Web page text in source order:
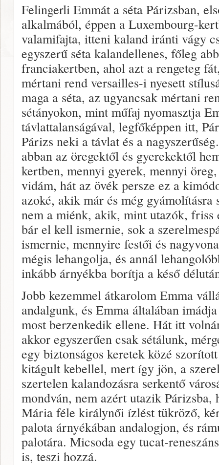
Felingerli Emmát a séta Párizsban,
alkalmából, éppen a Luxembourg-
valamifajta, itteni kaland iránti vágy
egyszerű séta kalandellenes, főleg
franciakertben, ahol azt a rengeteg
mértani rend versailles-i nyesett
maga a séta, az ugyancsak mértani
sétányokon, mint műfaj nyomasztja
távlattalanságával, legfőképpen itt,
Párizs neki a távlat és a
abban az öregektől és gyerekektől
kertben, mennyi gyerek, mennyi
vidám, hát az övék persze ez a
azoké, akik már és még gyámolításra
nem a miénk, akik, mint utazók,
bár el kell ismernie, sok a
ismernie, mennyire festői és
mégis lehangolja, és annál
inkább árnyékba borítja a késő
Jobb kezemmel átkarolom Emma
andalgunk, és Emma általában
most berzenkedik ellene. Hát itt
akkor egyszerűen csak sétálunk,
egy biztonságos keretek közé
kitágult kebellel, mert így jön, a
szertelen kalandozásra serkentő
mondván, nem azért utazik
Mária féle királynői ízlést tükröző,
palota árnyékában andalogjon, és
palotára. Micsoda egy tucat-
is, teszi hozzá.